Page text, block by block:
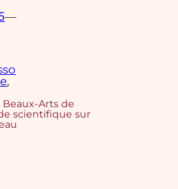
—
Arts de
scientifique sur